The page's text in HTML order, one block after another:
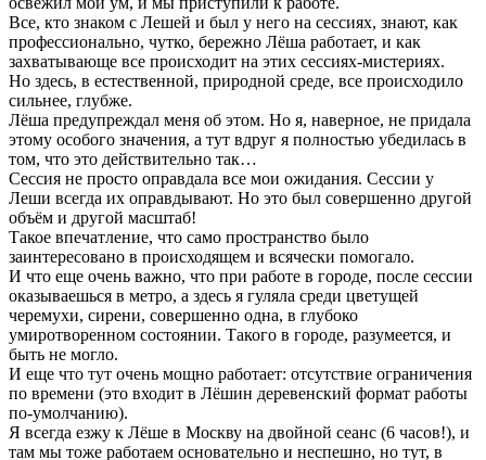
Все, кто знаком с Лешей и был у него на сессиях, знают, как
профессионально, чутко, бережно Лёша работает, и как
захватывающе все происходит на этих сессиях-мистериях.
Но здесь, в естественной, природной среде, все происходило
сильнее, глубже.
Лёша предупреждал меня об этом. Но я, наверное, не придала
этому особого значения, а тут вдруг я полностью убедилась в
том, что это действительно так…
Сессия не просто оправдала все мои ожидания. Сессии у
Леши всегда их оправдывают. Но это был совершенно другой
объём и другой масштаб!
Такое впечатление, что само пространство было
заинтересовано в происходящем и всячески помогало.
И что еще очень важно, что при работе в городе, после сессии
оказываешься в метро, а здесь я гуляла среди цветущей
черемухи, сирени, совершенно одна, в глубоко
умиротворенном состоянии. Такого в городе, разумеется, и
быть не могло.
И еще что тут очень мощно работает: отсутствие ограничения
по времени (это входит в Лёшин деревенский формат работы
по-умолчанию).
Я всегда езжу к Лёше в Москву на двойной сеанс (6 часов!), и
там мы тоже работаем основательно и неспешно, но тут, в